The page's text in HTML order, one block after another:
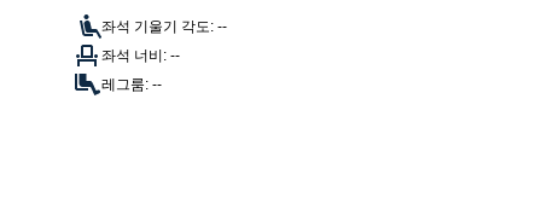
좌석 기울기 각도: --
좌석 너비: --
레그룸: --